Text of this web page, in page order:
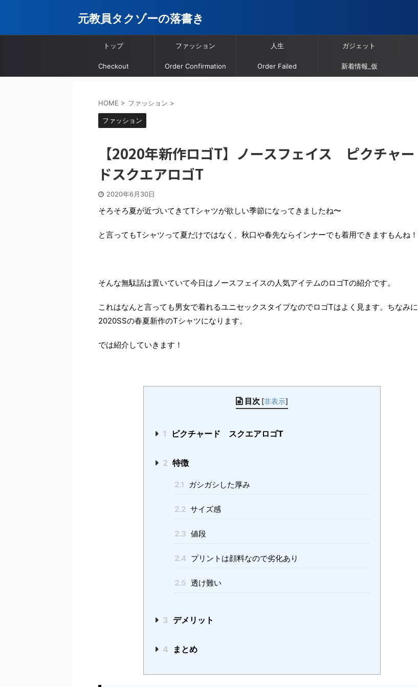
元教員タクゾーの落書き
トップ ファッション 人生 ガジェット
Checkout Order Confirmation Order Failed 新着情報_仮
HOME > ファッション >
ファッション
【2020年新作ロゴT】ノースフェイス ピクチャー
ドスクエアロゴT
2020年6月30日
そろそろ夏が近づいてきてTシャツが欲しい季節になってきましたね〜
と言ってもTシャツって夏だけではなく、秋口や春先ならインナーでも着用できますもんね！
そんな無駄話は置いていて今日はノースフェイスの人気アイテムのロゴTの紹介です。
これはなんと言っても男女で着れるユニセックスタイプなのでロゴTはよく見ます。ちなみに
2020SSの春夏新作のTシャツになります。
では紹介していきます！
目次 [非表示]
1 ピクチャード スクエアロゴT
2 特徴
2.1 ガシガシした厚み
2.2 サイズ感
2.3 値段
2.4 プリントは顔料なので劣化あり
2.5 透け難い
3 デメリット
4 まとめ